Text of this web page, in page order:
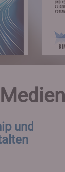
und